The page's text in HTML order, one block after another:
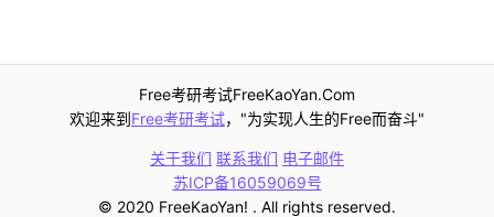
Free考研考试FreeKaoYan.Com
欢迎来到Free考研考试，"为实现人生的Free而奋斗"
关于我们 联系我们 电子邮件
苏ICP备16059069号
© 2020 FreeKaoYan! . All rights reserved.